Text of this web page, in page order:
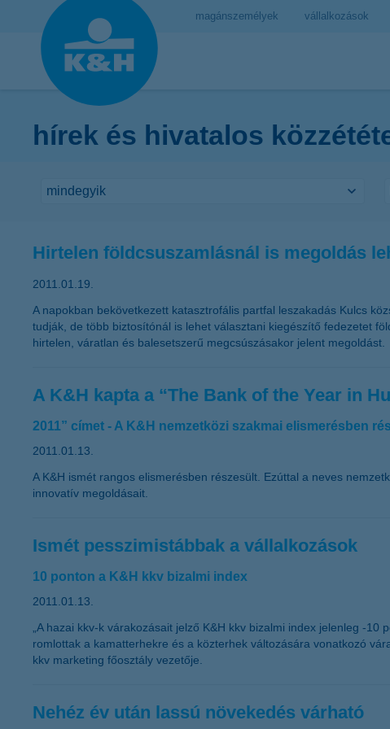
magánszemélyek vállalkozások
hírek és hivatalos
Hirtelen földcsuszamlásnál is megoldás
2011.01.19.
A napokban bekövetkezett katasztrofális partfal leszakadás Kulcs
tudják, de több biztosítónál is lehet választani kiegészítő fedezetet
hirtelen, váratlan és balesetszerű megcsúszásakor jelent megoldást.
A K&H kapta a “The Bank of the Year in
2011” címet - A K&H nemzetközi szakmai elismerésben
2011.01.13.
A K&H ismét rangos elismerésben részesült. Ezúttal a neves
innovatív megoldásait.
Ismét pesszimistábbak a vállalkozások
10 ponton a K&H kkv bizalmi index
2011.01.13.
„A hazai kkv-k várakozásait jelző K&H kkv bizalmi index jelenleg -
romlottak a kamatterhekre és a közterhek változására vonatkozó
kkv marketing főosztály vezetője.
Nehéz év után lassú növekedés várható